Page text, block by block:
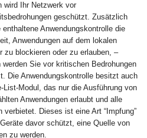
wird Ihr Netzwerk vor
geschützt. Zusätzlich
enthaltene Anwendungskontrolle die
Anwendungen auf dem lokalen
zu blockieren oder zu erlauben, –
werden Sie vor kritischen Bedrohungen
Die Anwendungskontrolle besitzt auch
List-Modul, das nur die Ausführung von
Anwendungen erlaubt und alle
verbietet. Dieses ist eine Art “Impfung”
davor schützt, eine Quelle von
zu werden.